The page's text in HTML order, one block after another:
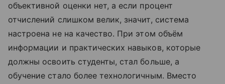
объективной оценки нет, а если процент
отчислений слишком велик, значит, система
настроена не на качество. При этом объём
информации и практических навыков, которые
должны освоить студенты, стал больше, а
обучение стало более технологичным. Вместо